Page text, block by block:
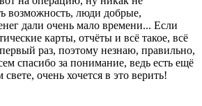
возможность, люди добрые,
дали очень мало времени... Если
карты, отчёты и всё такое, всё
раз, поэтому незнаю, правильно,
спасибо за понимание, ведь есть ещё
очень хочется в это верить!